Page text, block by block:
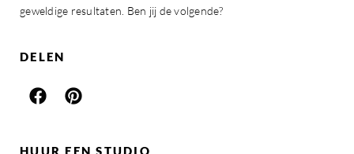
geweldige resultaten. Ben jij de volgende?
DELEN
HUUR EEN STUDIO